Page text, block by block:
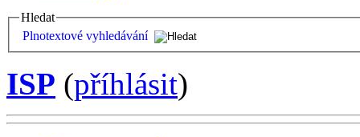
Hledat
Plnotextové vyhledávání
ISP (příhlásit)